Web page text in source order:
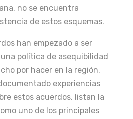
no se encuentra
de estos esquemas.
han empezado a ser
política de asequibilidad
por hacer en la región.
experiencias
estos acuerdos, listan la
uno de los principales